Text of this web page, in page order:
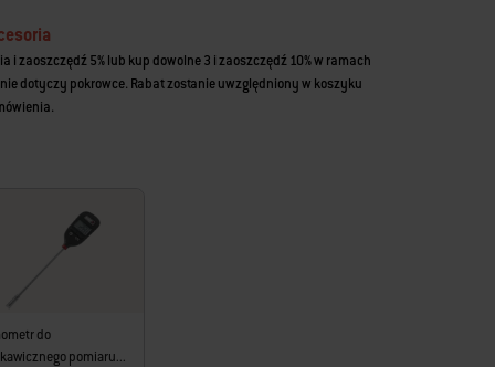
oraz grilli gazowych Genesis 2022, Genesis 2016+ i
i zaoszczędź 5% lub kup dowolne 3 i zaoszczędź 10% w ramach
dotyczy pokrowce. Rabat zostanie uwzględniony w koszyku
do
pomiaru...